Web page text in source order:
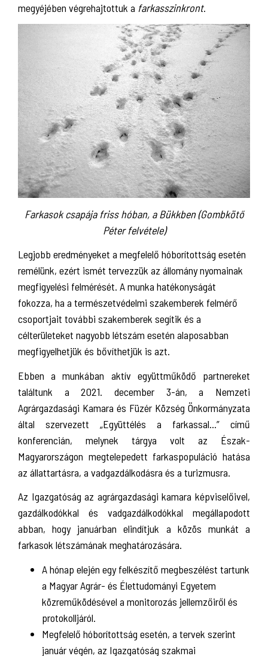
megyéjében végrehajtottuk a farkasszinkront.
Farkasok csapája friss hóban, a Bükkben (Gombkötő
Péter felvétele)
Legjobb eredményeket a megfelelő hóborítottság esetén
remélünk, ezért ismét tervezzük az állomány nyomainak
megfigyelési felmérését. A munka hatékonyságát
fokozza, ha a természetvédelmi szakemberek felmérő
csoportjait további szakemberek segítik és a
célterületeket nagyobb létszám esetén alaposabban
megfigyelhetjük és bővíthetjük is azt.
Ebben a munkában aktív együttműködő partnereket
találtunk a 2021. december 3-án, a Nemzeti
Agrárgazdasági Kamara és Füzér Község Önkormányzata
által szervezett „Együttélés a farkassal...” című
konferencián, melynek tárgya volt az Észak-
Magyarországon megtelepedett farkaspopuláció hatása
az állattartásra, a vadgazdálkodásra és a turizmusra.
Az Igazgatóság az agrárgazdasági kamara képviselőivel,
gazdálkodókkal és vadgazdálkodókkal megállapodott
abban, hogy januárban elindítjuk a közös munkát a
farkasok létszámának meghatározására.
A hónap elején egy felkészítő megbeszélést tartunk
a Magyar Agrár- és Élettudományi Egyetem
közreműködésével a monitorozás jellemzőiről és
protokolljáról.
Megfelelő hóborítottság esetén, a tervek szerint
január végén, az Igazgatóság szakmai